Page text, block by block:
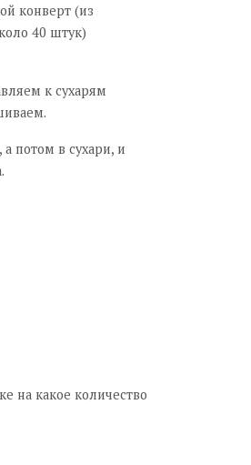
конверт (из
40 штук)
к сухарям
потом в сухари, и
на какое количество